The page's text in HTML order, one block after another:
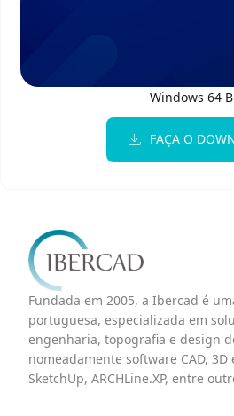
Windows 64
FAÇA O
Fundada em 2005, a Ibercad é
portuguesa, especializada em
engenharia, topografia e design
nomeadamente software CAD, 3D
SketchUp, ARCHLine.XP, entre